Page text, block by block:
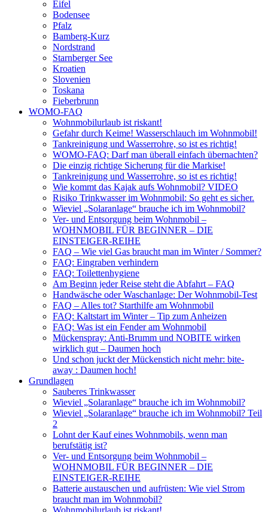
Eifel
Bodensee
Pfalz
Bamberg-Kurz
Nordstrand
Starnberger See
Kroatien
Slovenien
Toskana
Fieberbrunn
WOMO-FAQ
Wohnmobilurlaub ist riskant!
Gefahr durch Keime! Wasserschlauch im Wohnmobil!
Tankreinigung und Wasserrohre, so ist es richtig!
WOMO-FAQ: Darf man überall einfach übernachten?
Die einzig richtige Sicherung für die Markise!
Tankreinigung und Wasserrohre, so ist es richtig!
Wie kommt das Kajak aufs Wohnmobil? VIDEO
Risiko Trinkwasser im Wohnmobil: So geht es sicher.
Wieviel „Solaranlage“ brauche ich im Wohnmobil?
Ver- und Entsorgung beim Wohnmobil –
WOHNMOBIL FÜR BEGINNER – DIE
EINSTEIGER-REIHE
FAQ – Wie viel Gas braucht man im Winter / Sommer?
FAQ: Eingraben verhindern
FAQ: Toilettenhygiene
Am Beginn jeder Reise steht die Abfahrt – FAQ
Handwäsche oder Waschanlage: Der Wohnmobil-Test
FAQ – Alles tot? Starthilfe am Wohnmobil
FAQ: Kaltstart im Winter – Tip zum Anheizen
FAQ: Was ist ein Fender am Wohnmobil
Mückenspray: Anti-Brumm und NOBITE wirken
wirklich gut – Daumen hoch
Und schon juckt der Mückenstich nicht mehr: bite-
away : Daumen hoch!
Grundlagen
Sauberes Trinkwasser
Wieviel „Solaranlage“ brauche ich im Wohnmobil?
Wieviel „Solaranlage“ brauche ich im Wohnmobil? Teil
2
Lohnt der Kauf eines Wohnmobils, wenn man
berufstätig ist?
Ver- und Entsorgung beim Wohnmobil –
WOHNMOBIL FÜR BEGINNER – DIE
EINSTEIGER-REIHE
Batterie austauschen und aufrüsten: Wie viel Strom
braucht man im Wohnmobil?